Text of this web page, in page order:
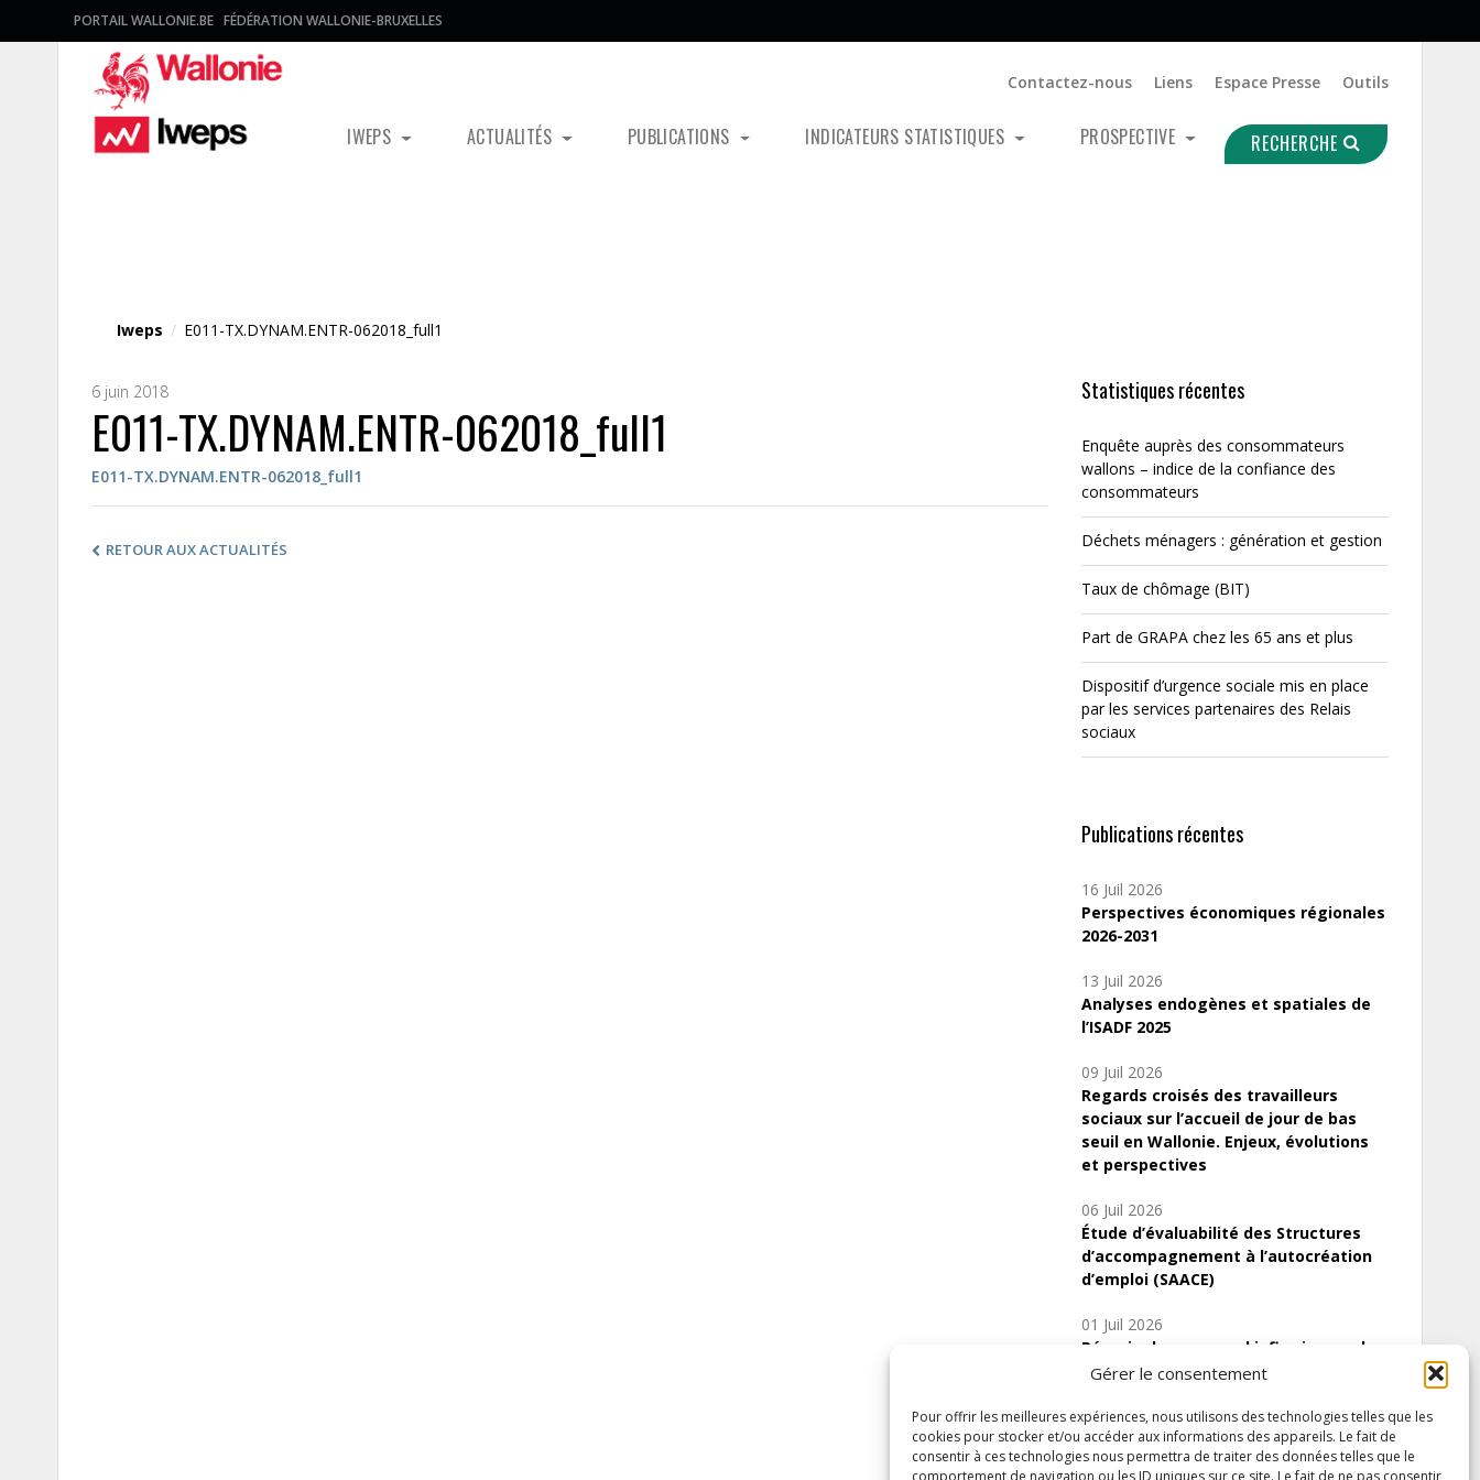
Gérer le consentement
Pour offrir les meilleures expériences, nous utilisons des technologies telles que les
cookies pour stocker et/ou accéder aux informations des appareils. Le fait de
consentir à ces technologies nous permettra de traiter des données telles que le
comportement de navigation ou les ID uniques sur ce site. Le fait de ne pas consentir
PORTAIL WALLONIE.BE FÉDÉRATION WALLONIE-BRUXELLES
Contactez-nous Liens Espace Presse Outils
IWEPS ACTUALITÉS PUBLICATIONS INDICATEURS STATISTIQUES PROSPECTIVE RECHERCHE
Iweps / E011-TX.DYNAM.ENTR-062018_full1
6 juin 2018
E011-TX.DYNAM.ENTR-062018_full1
E011-TX.DYNAM.ENTR-062018_full1
RETOUR AUX ACTUALITÉS
Statistiques récentes
Enquête auprès des consommateurs
wallons – indice de la confiance des
consommateurs
Déchets ménagers : génération et gestion
Taux de chômage (BIT)
Part de GRAPA chez les 65 ans et plus
Dispositif d’urgence sociale mis en place
par les services partenaires des Relais
sociaux
Publications récentes
16 Juil 2026
Perspectives économiques régionales
2026-2031
13 Juil 2026
Analyses endogènes et spatiales de
l’ISADF 2025
09 Juil 2026
Regards croisés des travailleurs
sociaux sur l’accueil de jour de bas
seuil en Wallonie. Enjeux, évolutions
et perspectives
06 Juil 2026
Étude d’évaluabilité des Structures
d’accompagnement à l’autocréation
d’emploi (SAACE)
01 Juil 2026
Pénurie du personnel infirmier :quels
indicateurs d’offre de soins pour